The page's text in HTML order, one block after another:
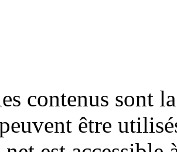
contenus sont
être